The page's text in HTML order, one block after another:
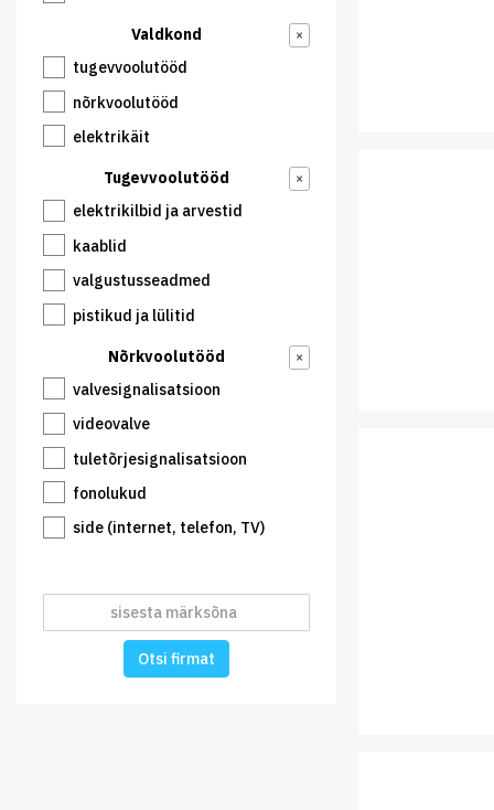
Valdkond ×
tugevvoolutööd
nõrkvoolutööd
elektrikäit
Tugevvoolutööd ×
elektrikilbid ja arvestid
kaablid
valgustusseadmed
pistikud ja lülitid
Nõrkvoolutööd ×
valvesignalisatsioon
videovalve
tuletõrjesignalisatsioon
fonolukud
side (internet, telefon, TV)
Otsi firmat